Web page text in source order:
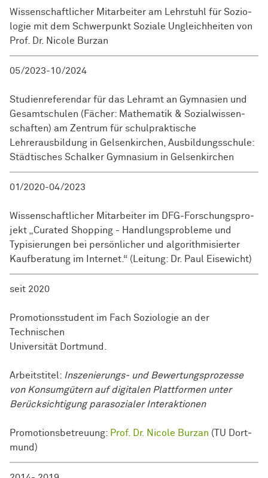
Wissenschaftlicher Mitarbeiter am Lehrstuhl für So­zio­
lo­gie mit dem Schwer­punkt Soziale Ungleichheiten von
Prof. Dr. Nicole Burzan
05/2023-10/2024
Studienreferendar für das Lehramt an Gymnasien und
Gesamtschulen (Fächer: Mathematik & So­zi­al­wis­sen­
schaft­en) am Zentrum für schulpraktische
Lehrerausbildung in Gelsenkirchen, Ausbildungsschule:
Städtisches Schalker Gymnasium in Gelsenkirchen
01/2020-04/2023
Wissenschaftlicher Mitarbeiter im DFG-Forschungs­pro­
jekt „Curated Shopping - Handlungsprobleme und
Typisierungen bei persönlicher und algorithmisierter
Kaufberatung im Internet.“ (Leitung: Dr. Paul Eisewicht)
seit 2020
Promotionsstudent im Fach So­zio­lo­gie an der
Technischen
Uni­ver­si­tät­ Dort­mund .
Arbeitstitel: Inszenierungs- und Bewertungsprozesse
von Konsumgütern auf digitalen Plattformen unter
Berücksichtigung parasozialer Interaktionen
Promotionsbetreuung: Prof. Dr. Nicole Burzan (TU Dort­
mund )